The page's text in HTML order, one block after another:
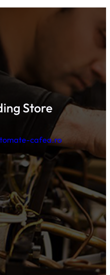
Store
cafea.ro